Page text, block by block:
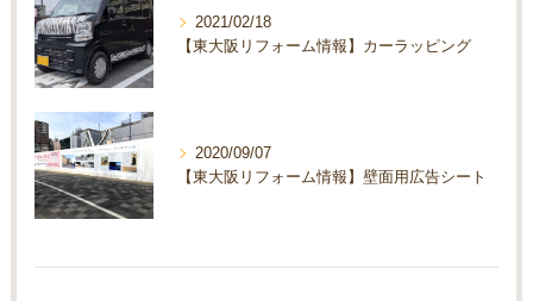
2021/02/18
【東大阪リフォーム情報】カーラッピング
2020/09/07
【東大阪リフォーム情報】壁面用広告シート